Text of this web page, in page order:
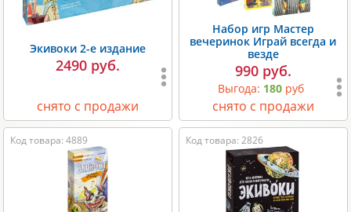
Экивоки 2-е издание
2490 руб.
снято с продажи
Набор игр Мастер
вечеринок Играй всегда и
везде
990 руб.
Выгода: 180руб
снято с продажи
Код товара: 4889 Код товара: 2826